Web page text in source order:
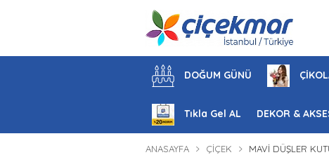
DOĞUM GÜNÜ
Tıkla Gel AL DEKOR &
ANASAYFA ÇIÇEK MAVI DÜŞLER